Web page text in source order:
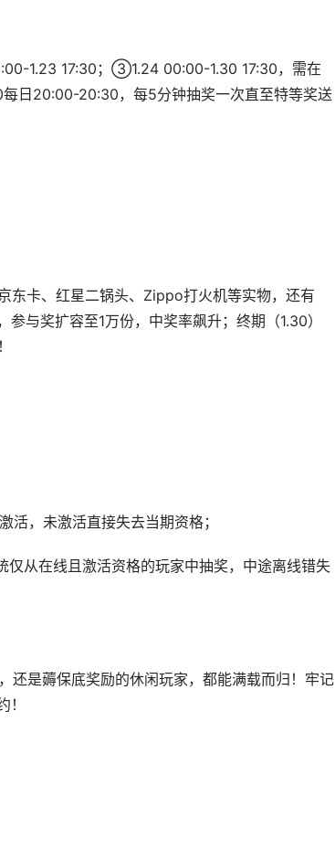
1.23 17:30；③1.24 00:00-1.30 17:30，需在
每日20:00-20:30，每5分钟抽奖一次直至特等奖送
东卡、红星二锅头、Zippo打火机等实物，还有
与奖扩容至1万份，中奖率飙升；终期（1.30）
活，未激活直接失去当期资格；
从在线且激活资格的玩家中抽奖，中途离线错失
还是薅保底奖励的休闲玩家，都能满载而归！牢记